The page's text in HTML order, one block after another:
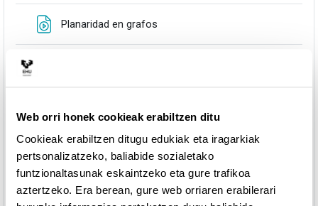
Web orri honek cookieak erabiltzen ditu
Cookieak erabiltzen ditugu edukiak eta iragarkiak
pertsonalizatzeko, baliabide sozialetako
funtzionaltasunak eskaintzeko eta gure trafikoa
aztertzeko. Era berean, gure web orriaren erabilerari
Planaridad en grafos
Coloreabilidad de grafosFitxategia
Coloreabilidad de Grafos PlanaresFitxategia